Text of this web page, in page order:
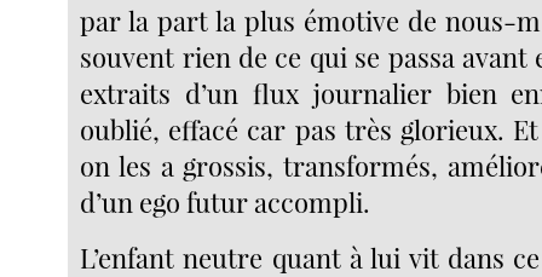
par la part la plus émotive de nous-
souvent rien de ce qui se passa avant
extraits d’un flux journalier bien
oublié, effacé car pas très glorieux.
on les a grossis, transformés,
d’un ego futur accompli.
L’enfant neutre quant à lui vit dans